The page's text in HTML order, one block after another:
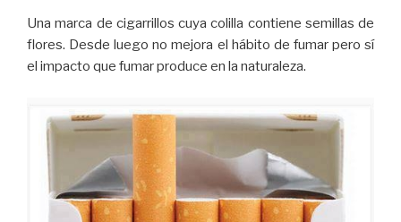
Una marca de cigarrillos cuya colilla contiene semillas de
flores. Desde luego no mejora el hábito de fumar pero sí
el impacto que fumar produce en la naturaleza.